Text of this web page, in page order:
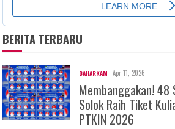
BERITA TERBARU
BAHARKAM Apr 11, 2026
Membanggakan! 48
Solok Raih Tiket
PTKIN 2026